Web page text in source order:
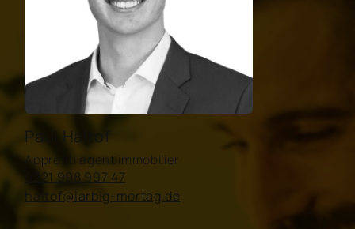
Paul Haltof
Apprenti agent immobilier
0221 998 997 47
haltof@larbig-mortag.de